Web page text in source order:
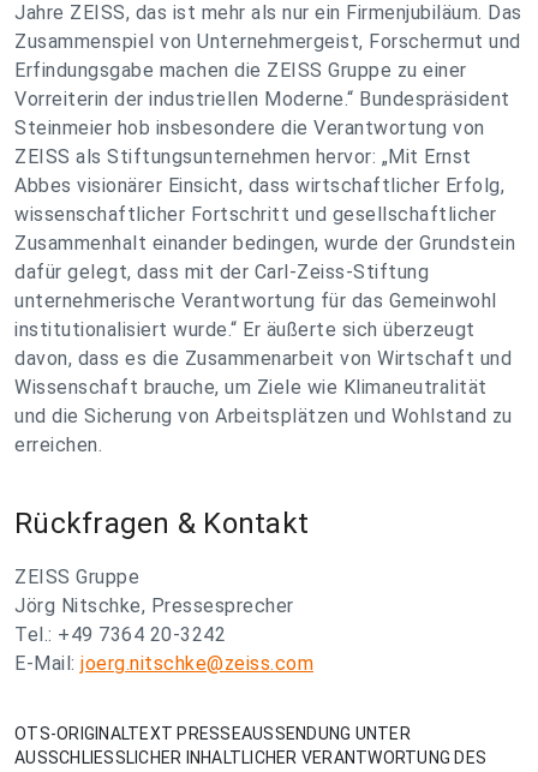
Jahre ZEISS, das ist mehr als nur ein Firmenjubiläum. Das
Zusammenspiel von Unternehmergeist, Forschermut und
Erfindungsgabe machen die ZEISS Gruppe zu einer
Vorreiterin der industriellen Moderne.“ Bundespräsident
Steinmeier hob insbesondere die Verantwortung von
ZEISS als Stiftungsunternehmen hervor: „Mit Ernst
Abbes visionärer Einsicht, dass wirtschaftlicher Erfolg,
wissenschaftlicher Fortschritt und gesellschaftlicher
Zusammenhalt einander bedingen, wurde der Grundstein
dafür gelegt, dass mit der Carl-Zeiss-Stiftung
unternehmerische Verantwortung für das Gemeinwohl
institutionalisiert wurde.“ Er äußerte sich überzeugt
davon, dass es die Zusammenarbeit von Wirtschaft und
Wissenschaft brauche, um Ziele wie Klimaneutralität
und die Sicherung von Arbeitsplätzen und Wohlstand zu
erreichen.
Rückfragen & Kontakt
ZEISS Gruppe
Jörg Nitschke, Pressesprecher
Tel.: +49 7364 20-3242
E-Mail: joerg.nitschke@zeiss.com
OTS-ORIGINALTEXT PRESSEAUSSENDUNG UNTER
AUSSCHLIESSLICHER INHALTLICHER VERANTWORTUNG DES